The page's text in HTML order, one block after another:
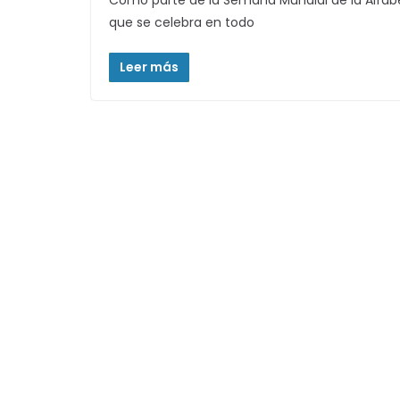
que se celebra en todo
Leer más